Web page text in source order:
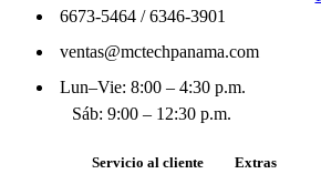
6673-5464/6346-3901
ventas@mctechpanama.com
Lun–Vie: 8:00 – 4:30 p.m.
Sáb: 9:00 – 12:30 p.m.
Servicio al cliente Extras